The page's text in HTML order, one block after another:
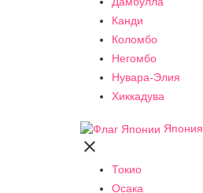
Канди
Коломбо
Негомбо
Нувара-Элия
Хиккадува
Япония

Токио
Осака